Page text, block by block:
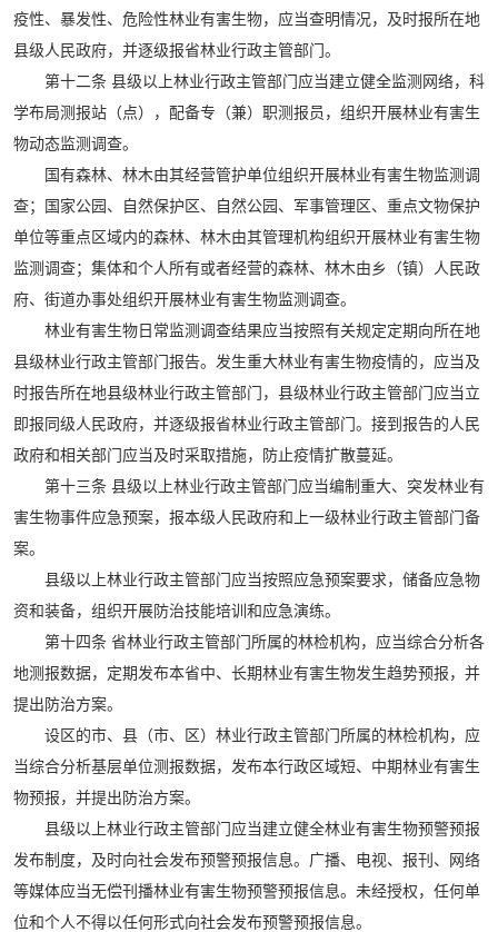
疫性、暴发性、危险性林业有害生物，应当查明情况，及时报所在地
县级人民政府，并逐级报省林业行政主管部门。
第十二条 县级以上林业行政主管部门应当建立健全监测网络，科
学布局测报站（点），配备专（兼）职测报员，组织开展林业有害生
物动态监测调查。
国有森林、林木由其经营管护单位组织开展林业有害生物监测调
查；国家公园、自然保护区、自然公园、军事管理区、重点文物保护
单位等重点区域内的森林、林木由其管理机构组织开展林业有害生物
监测调查；集体和个人所有或者经营的森林、林木由乡（镇）人民政
府、街道办事处组织开展林业有害生物监测调查。
林业有害生物日常监测调查结果应当按照有关规定定期向所在地
县级林业行政主管部门报告。发生重大林业有害生物疫情的，应当及
时报告所在地县级林业行政主管部门，县级林业行政主管部门应当立
即报同级人民政府，并逐级报省林业行政主管部门。接到报告的人民
政府和相关部门应当及时采取措施，防止疫情扩散蔓延。
第十三条 县级以上林业行政主管部门应当编制重大、突发林业有
害生物事件应急预案，报本级人民政府和上一级林业行政主管部门备
案。
县级以上林业行政主管部门应当按照应急预案要求，储备应急物
资和装备，组织开展防治技能培训和应急演练。
第十四条 省林业行政主管部门所属的林检机构，应当综合分析各
地测报数据，定期发布本省中、长期林业有害生物发生趋势预报，并
提出防治方案。
设区的市、县（市、区）林业行政主管部门所属的林检机构，应
当综合分析基层单位测报数据，发布本行政区域短、中期林业有害生
物预报，并提出防治方案。
县级以上林业行政主管部门应当建立健全林业有害生物预警预报
发布制度，及时向社会发布预警预报信息。广播、电视、报刊、网络
等媒体应当无偿刊播林业有害生物预警预报信息。未经授权，任何单
位和个人不得以任何形式向社会发布预警预报信息。